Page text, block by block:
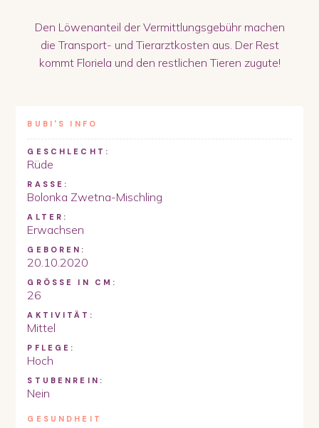
Den Löwenanteil der Vermittlungsgebühr machen
die Transport- und Tierarztkosten aus. Der Rest
kommt Floriela und den restlichen Tieren zugute!
BUBI 'S INFO
GESCHLECHT:
Rüde
RASSE:
Bolonka Zwetna-Mischling
ALTER:
Erwachsen
GEBOREN:
20.10.2020
GRÖSSE IN CM:
26
AKTIVITÄT:
Mittel
PFLEGE:
Hoch
STUBENREIN:
Nein
GESUNDHEIT